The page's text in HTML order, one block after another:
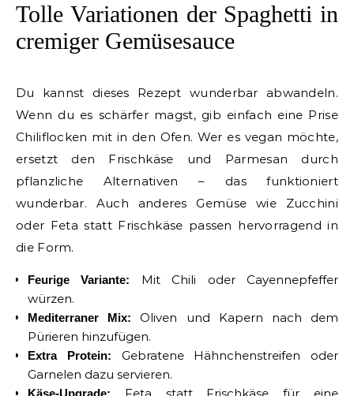
Tolle Variationen der Spaghetti in
cremiger Gemüsesauce
Du kannst dieses Rezept wunderbar abwandeln.
Wenn du es schärfer magst, gib einfach eine Prise
Chiliflocken mit in den Ofen. Wer es vegan möchte,
ersetzt den Frischkäse und Parmesan durch
pflanzliche Alternativen – das funktioniert
wunderbar. Auch anderes Gemüse wie Zucchini
oder Feta statt Frischkäse passen hervorragend in
die Form.
Feurige Variante:
Mit Chili oder Cayennepfeffer
würzen.
Mediterraner Mix:
Oliven und Kapern nach dem
Pürieren hinzufügen.
Extra Protein:
Gebratene Hähnchenstreifen oder
Garnelen dazu servieren.
Käse-Upgrade: